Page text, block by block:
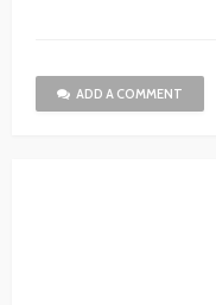
ADD A COMMENT